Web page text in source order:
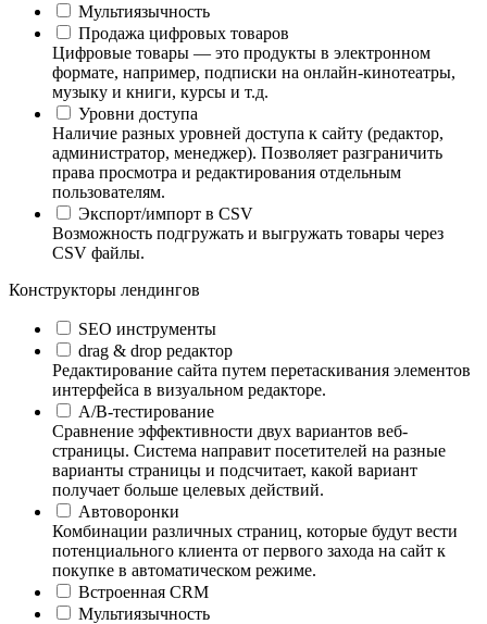
Мультиязычность
Продажа цифровых товаров
Цифровые товары — это продукты в электронном
формате, например, подписки на онлайн-кинотеатры,
музыку и книги, курсы и т.д.
Уровни доступа
Наличие разных уровней доступа к сайту (редактор,
администратор, менеджер). Позволяет разграничить
права просмотра и редактирования отдельным
пользователям.
Экспорт/импорт в CSV
Возможность подгружать и выгружать товары через
CSV файлы.
Конструкторы лендингов
SEO инструменты
drag & drop редактор
Редактирование сайта путем перетаскивания элементов
интерфейса в визуальном редакторе.
А/B-тестирование
Сравнение эффективности двух вариантов веб-
страницы. Система направит посетителей на разные
варианты страницы и подсчитает, какой вариант
получает больше целевых действий.
Автоворонки
Комбинации различных страниц, которые будут вести
потенциального клиента от первого захода на сайт к
покупке в автоматическом режиме.
Встроенная CRM
Мультиязычность